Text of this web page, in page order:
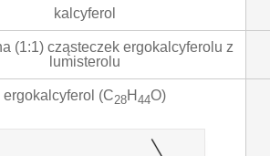
kalcyferol
(1:1) cząsteczek ergokalcyferolu z
lumisterolu
ergokalcyferol (C28H 44O)